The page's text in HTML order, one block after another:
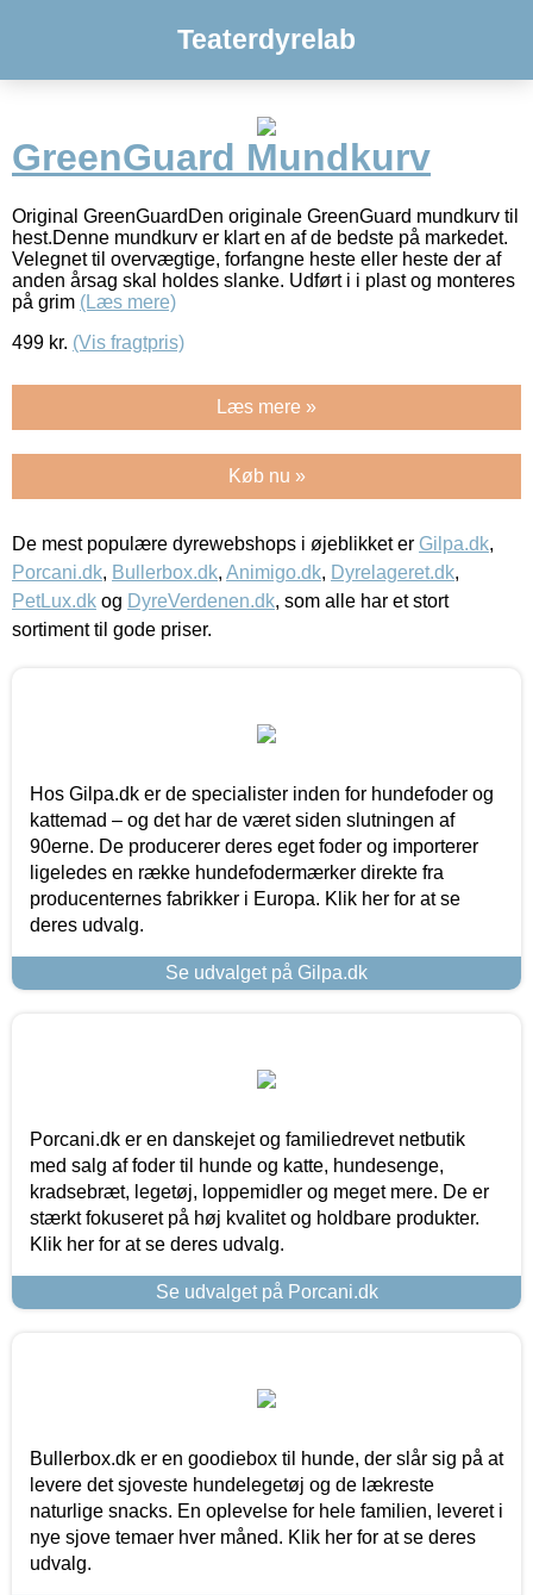
Teaterdyrelab
GreenGuard Mundkurv
Original GreenGuardDen originale GreenGuard mundkurv til
hest.Denne mundkurv er klart en af de bedste på markedet.
Velegnet til overvægtige, forfangne heste eller heste der af
anden årsag skal holdes slanke. Udført i i plast og monteres
på grim (Læs mere)
499 kr. (Vis fragtpris)
Læs mere »
Køb nu »
De mest populære dyrewebshops i øjeblikket er Gilpa.dk,
Porcani.dk, Bullerbox.dk, Animigo.dk, Dyrelageret.dk,
PetLux.dk og DyreVerdenen.dk, som alle har et stort
sortiment til gode priser.
Hos Gilpa.dk er de specialister inden for hundefoder og
kattemad – og det har de været siden slutningen af
90erne. De producerer deres eget foder og importerer
ligeledes en række hundefodermærker direkte fra
producenternes fabrikker i Europa. Klik her for at se
deres udvalg.
Se udvalget på Gilpa.dk
Porcani.dk er en danskejet og familiedrevet netbutik
med salg af foder til hunde og katte, hundesenge,
kradsebræt, legetøj, loppemidler og meget mere. De er
stærkt fokuseret på høj kvalitet og holdbare produkter.
Klik her for at se deres udvalg.
Se udvalget på Porcani.dk
Bullerbox.dk er en goodiebox til hunde, der slår sig på at
levere det sjoveste hundelegetøj og de lækreste
naturlige snacks. En oplevelse for hele familien, leveret i
nye sjove temaer hver måned. Klik her for at se deres
udvalg.